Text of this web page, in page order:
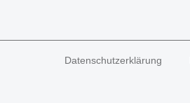
Datenschutzerklärung